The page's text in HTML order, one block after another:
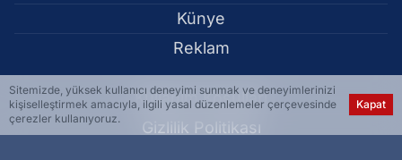
Künye
Reklam
Kullanım Koşulları
Gizlilik Politikası
Sitemizde, yüksek kullanıcı deneyimi sunmak ve deneyimlerinizi
kişiselleştirmek amacıyla, ilgili yasal düzenlemeler çerçevesinde
çerezler kullanıyoruz.
Kapat